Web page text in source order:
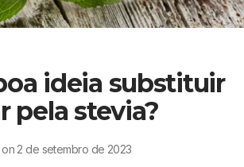
ideia substituir
pela stevia?
on 2 de setembro de 2023